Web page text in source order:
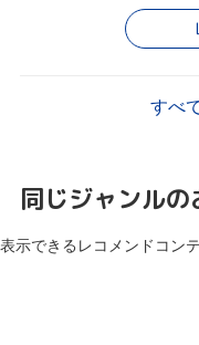
すべ
同じジャンル
表示できるレコメンドコン